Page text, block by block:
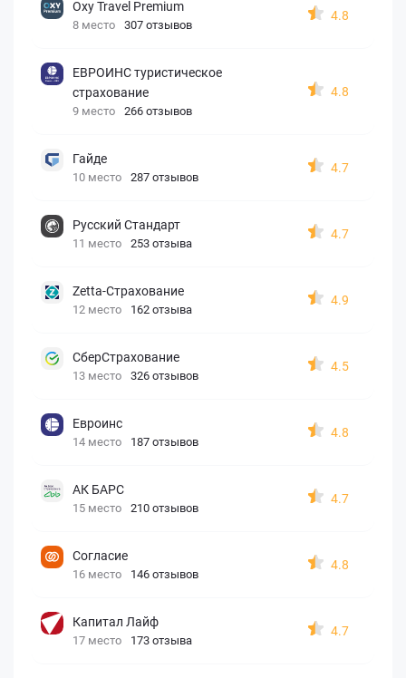
Oxy Travel Premium
8 место 307 отзывов
4.8
ЕВРОИНС туристическое
страхование
9 место 266 отзывов
4.8
Гайде
10 место 287 отзывов
4.7
Русский Стандарт
11 место 253 отзыва
4.7
Zetta-Страхование
12 место 162 отзыва
4.9
СберСтрахование
13 место 326 отзывов
4.5
Евроинс
14 место 187 отзывов
4.8
АК БАРС
15 место 210 отзывов
4.7
Согласие
16 место 146 отзывов
4.8
Капитал Лайф
17 место 173 отзыва
4.7